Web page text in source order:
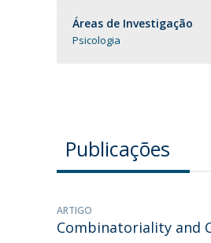
Áreas de Investigação
Psicologia
Publicações
ARTIGO
Combinatoriality and